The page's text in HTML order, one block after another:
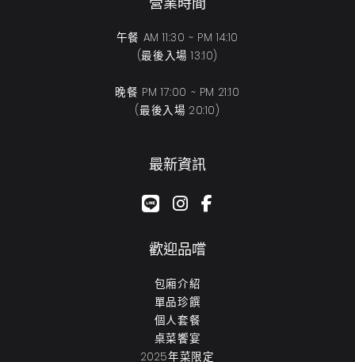
午餐 AM 11:30 ~ PM 14:10
(最後入場 13:10)
晚餐 PM 17:00 ~ PM 21:10
(最後入場 20:10)
最新資訊
google-plus-g
instagram
歡迎品嚐
包廂介紹
單品珍饌
個人套餐
桌菜饗宴
2025年菜限定